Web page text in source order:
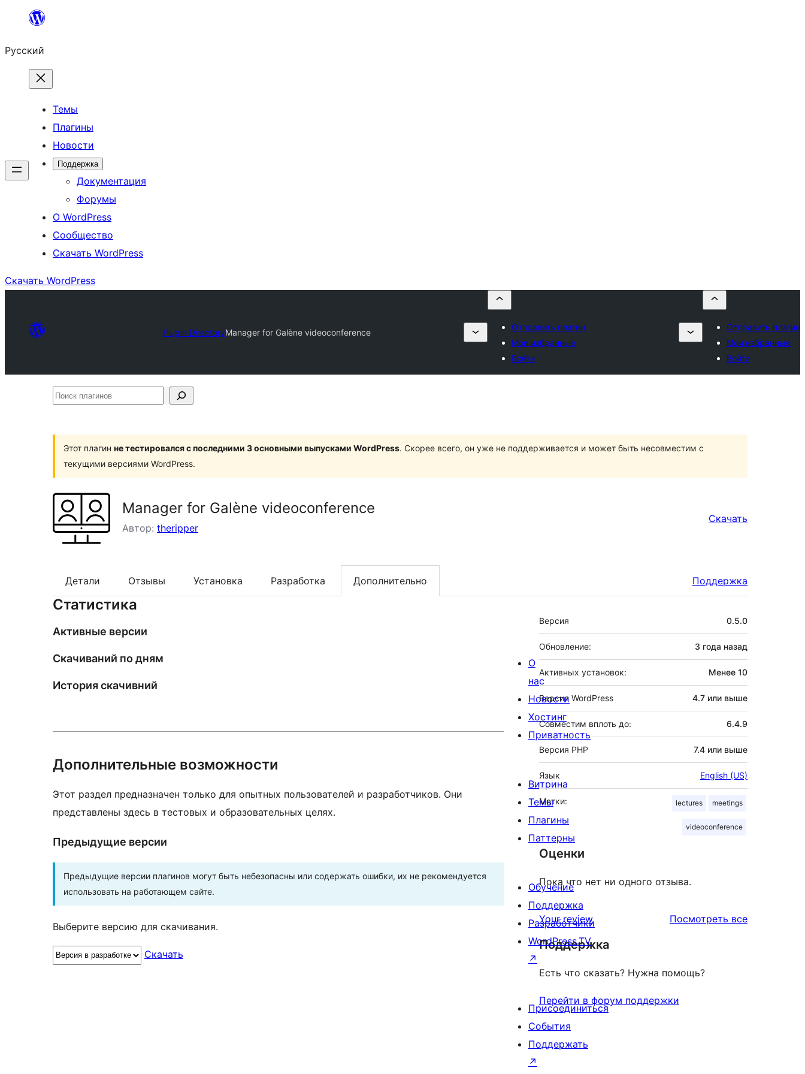
Перейти
содержимому
Русский
Темы
Плагины
Новости
Поддержка
Документация
Форумы
О WordPress
Сообщество
Скачать WordPress
Скачать WordPress
Plugin DirectoryManager for Galène videoconference
Отправить плагин
Мои избранные
Войти
Отправить плагин
Мои избранные
Войти
Поиск
Этот плагин не тестировался с последними 3 основными выпусками WordPress. Скорее всего, он уже не поддерживается и может быть несовместим с
текущими версиями WordPress.
Manager for Galène videoconference
Автор: theripper
Скачать
Детали Отзывы Установка Разработка Дополнительно Поддержка
Статистика
Активные версии
Скачиваний по дням
История скачивний
Дополнительные возможности
Этот раздел предназначен только для опытных пользователей и разработчиков. Они
представлены здесь в тестовых и образовательных целях.
Предыдущие версии
Предыдущие версии плагинов могут быть небезопасны или содержать ошибки, их не рекомендуется
использовать на работающем сайте.
Выберите версию для скачивания.
Скачать
Мета
Версия 0.5.0
Обновление: 3 года назад
Активных установок: Менее 10
Версия WordPress 4.7 или выше
Совместим вплоть до: 6.4.9
Версия PHP 7.4 или выше
Язык English (US)
Метки: lectures meetings
videoconference
Оценки
Пока что нет ни одного отзыва.
Your review Посмотреть всеотзывы
Поддержка
Есть что сказать? Нужна помощь?
Перейти в форум поддержки
О
нас
Новости
Хостинг
Приватность
Витрина
Темы
Плагины
Паттерны
Обучение
Поддержка
Разработчики
WordPress.TV
↗
Присоединиться
События
Поддержать
↗